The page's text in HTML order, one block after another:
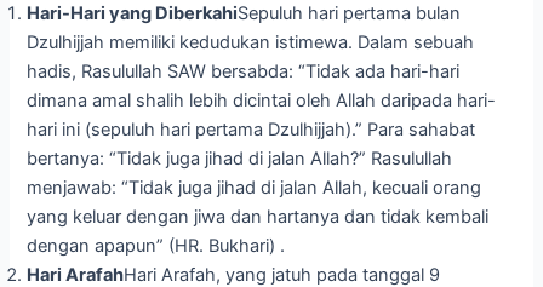
Hari-Hari yang DiberkahiSepuluh hari pertama bulan
Dzulhijjah memiliki kedudukan istimewa. Dalam sebuah
hadis, Rasulullah SAW bersabda: “Tidak ada hari-hari
dimana amal shalih lebih dicintai oleh Allah daripada hari-
hari ini (sepuluh hari pertama Dzulhijjah).” Para sahabat
bertanya: “Tidak juga jihad di jalan Allah?” Rasulullah
menjawab: “Tidak juga jihad di jalan Allah, kecuali orang
yang keluar dengan jiwa dan hartanya dan tidak kembali
dengan apapun” (HR. Bukhari) .
Hari ArafahHari Arafah, yang jatuh pada tanggal 9